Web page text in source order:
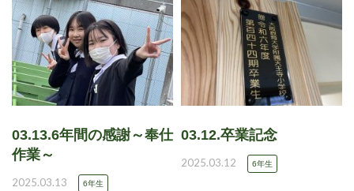
03.13.6年間の感謝～奉仕
作業～
2025.03.13 6年生
03.12.卒業記念
2025.03.12 6年生